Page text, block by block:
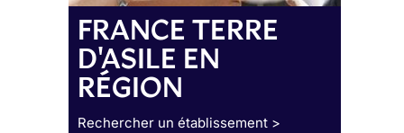
FRANCE TERRE
D'ASILE EN
RÉGION
Rechercher un établissement >